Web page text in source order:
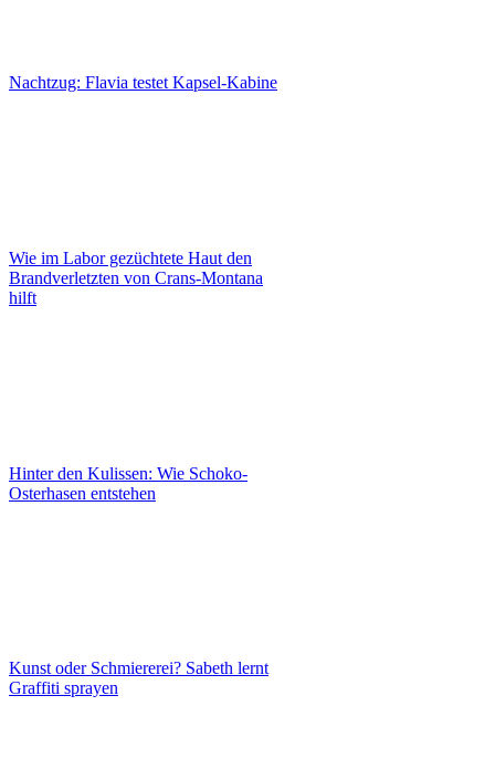
Nachtzug: Flavia testet Kapsel-Kabine
Wie im Labor gezüchtete Haut den
Brandverletzten von Crans-Montana
hilft
Hinter den Kulissen: Wie Schoko-
Osterhasen entstehen
Kunst oder Schmiererei? Sabeth lernt
Graffiti sprayen